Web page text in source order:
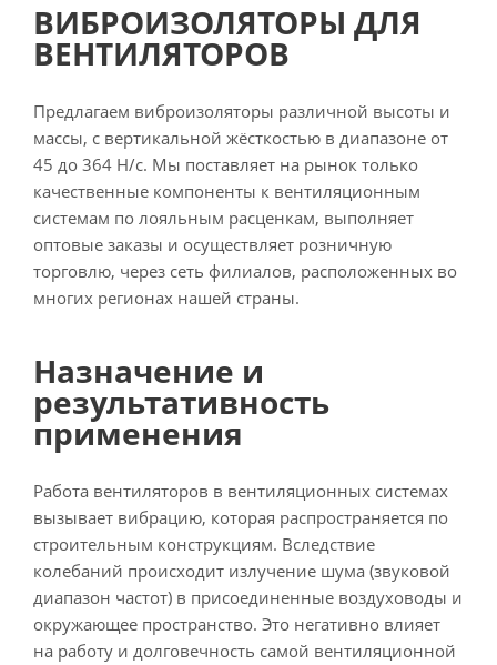
ВИБРОИЗОЛЯТОРЫ ДЛЯ
ВЕНТИЛЯТОРОВ
Предлагаем виброизоляторы различной высоты и
массы, с вертикальной жёсткостью в диапазоне от
45 до 364 Н/с. Мы поставляет на рынок только
качественные компоненты к вентиляционным
системам по лояльным расценкам, выполняет
оптовые заказы и осуществляет розничную
торговлю, через сеть филиалов, расположенных во
многих регионах нашей страны.
Назначение и
результативность
применения
Работа вентиляторов в вентиляционных системах
вызывает вибрацию, которая распространяется по
строительным конструкциям. Вследствие
колебаний происходит излучение шума (звуковой
диапазон частот) в присоединенные воздуховоды и
окружающее пространство. Это негативно влияет
на работу и долговечность самой вентиляционной